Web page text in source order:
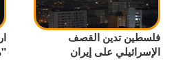
فلسطين تدين القصف
الإسرائيلي على إيران